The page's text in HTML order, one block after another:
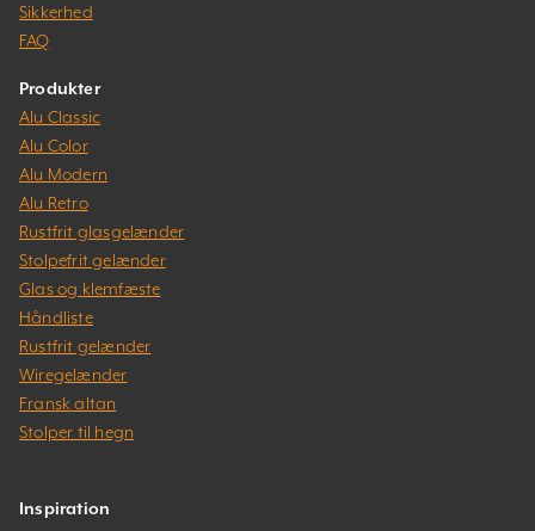
Sikkerhed
FAQ
Produkter
Alu Classic
Alu Color
Alu Modern
Alu Retro
Rustfrit glasgelænder
Stolpefrit gelænder
Glas og klemfæste
Håndliste
Rustfrit gelænder
Wiregelænder
Fransk altan
Stolper til hegn
Inspiration